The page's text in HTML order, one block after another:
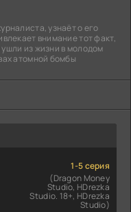
узнаёт о его
внимание тот факт,
из жизни в молодом
атомной бомбы
1-5 серия
(Dragon Money
Studio, HDrezka
Studio. 18+, HDrezka
Studio)